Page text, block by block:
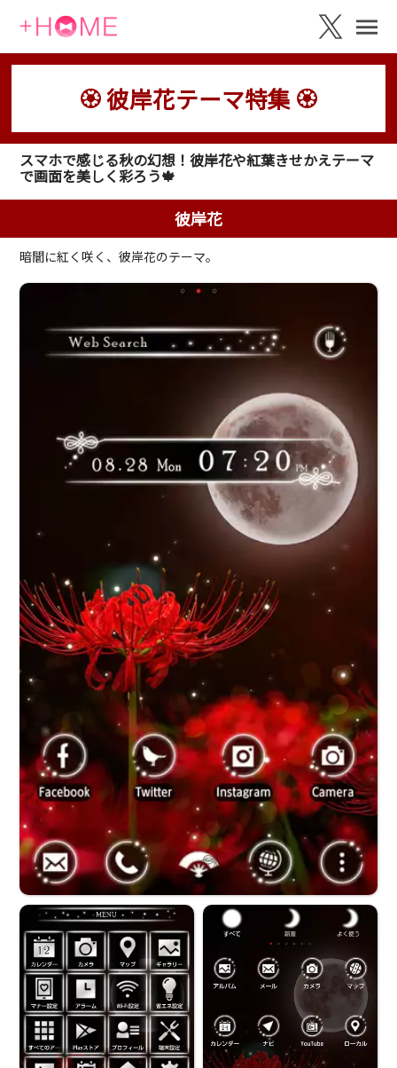
🏵 彼岸花テーマ特集 🏵
スマホで感じる秋の幻想！彼岸花や紅葉きせかえテーマ
で画面を美しく彩ろう🍁
彼岸花
暗闇に紅く咲く、彼岸花のテーマ。